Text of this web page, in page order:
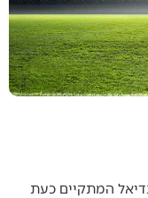
המתקיים כעת